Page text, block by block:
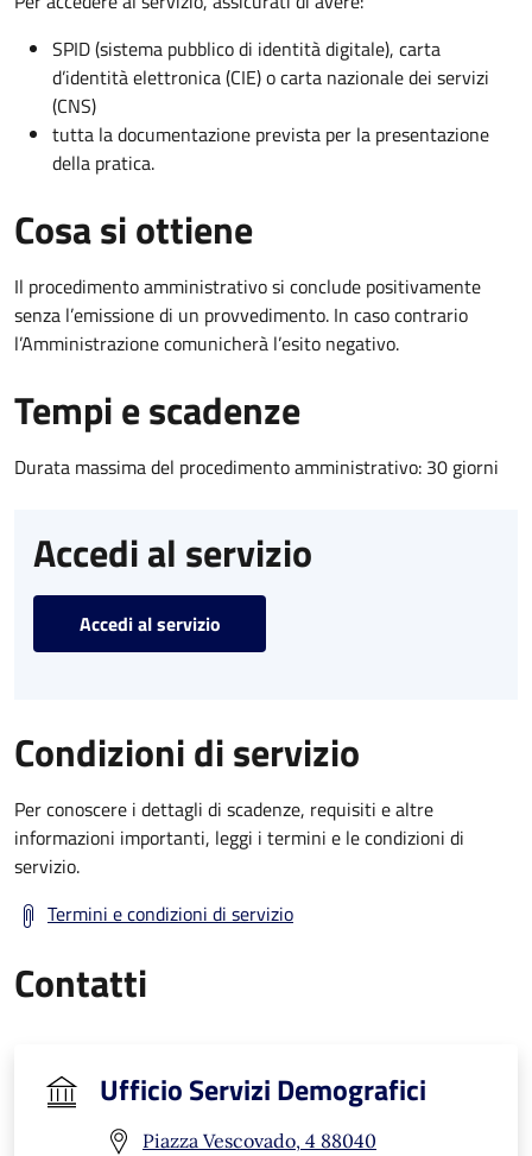
SPID (sistema pubblico di identità digitale), carta
d’identità elettronica (CIE) o carta nazionale dei servizi
(CNS)
tutta la documentazione prevista per la presentazione
della pratica.
Cosa si ottiene
Il procedimento amministrativo si conclude positivamente
senza l’emissione di un provvedimento. In caso contrario
l’Amministrazione comunicherà l’esito negativo.
Tempi e scadenze
Durata massima del procedimento amministrativo: 30 giorni
Accedi al servizio
Accedi al servizio
Condizioni di servizio
Per conoscere i dettagli di scadenze, requisiti e altre
informazioni importanti, leggi i termini e le condizioni di
servizio.
Termini e condizioni di servizio
Contatti
Ufficio Servizi Demografici
Piazza Vescovado, 4 88040